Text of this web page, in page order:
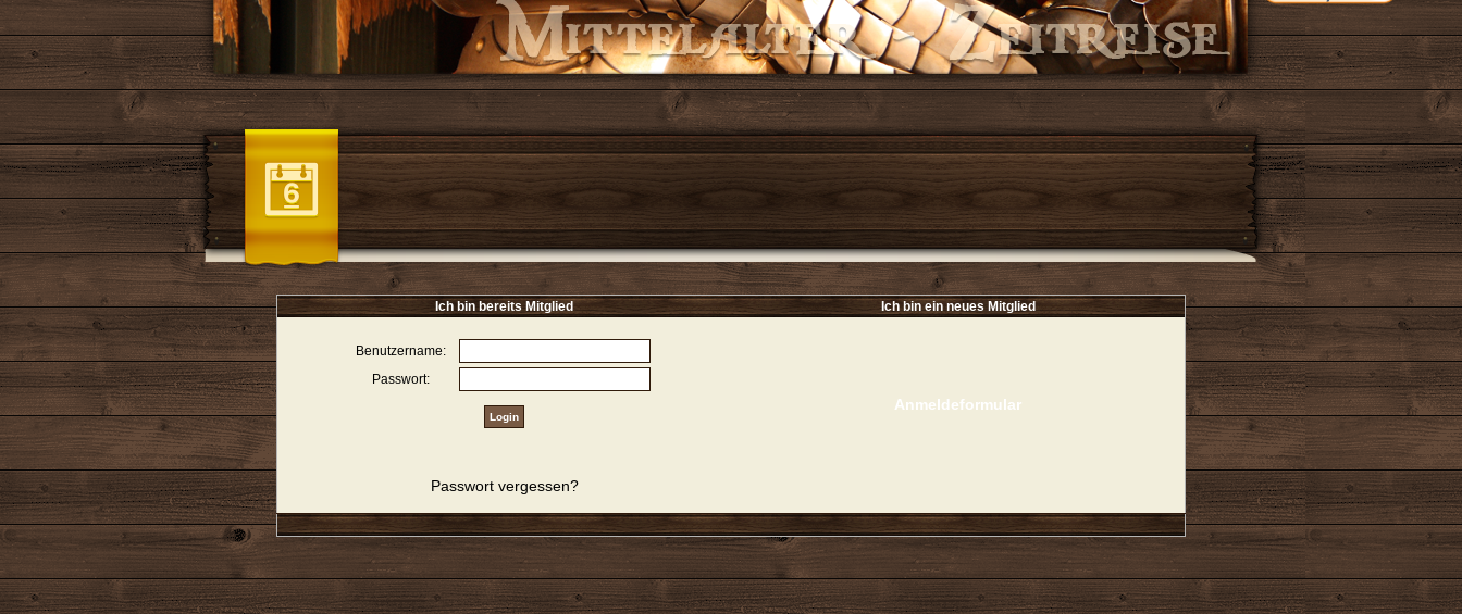
Ich bin bereits Mitglied Ich bin ein neues Mitglied
Benutzername:
Passwort:
Passwort vergessen?
Anmeldeformular